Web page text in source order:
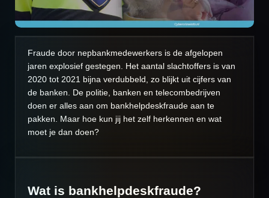
Fraude door nepbankmedewerkers is de afgelopen
jaren explosief gestegen. Het aantal slachtoffers is van
2020 tot 2021 bijna verdubbeld, zo blijkt uit cijfers van
de banken. De politie, banken en telecombedrijven
doen er alles aan om bankhelpdeskfraude aan te
pakken. Maar hoe kun jij het zelf herkennen en wat
moet je dan doen?
Wat is bankhelpdeskfraude?